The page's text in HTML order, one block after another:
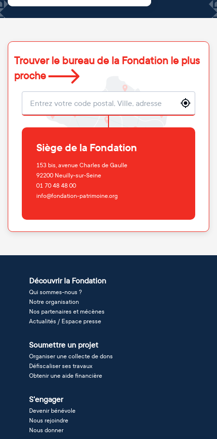
Trouver le bureau de la Fondation le plus
proche
Localisation
Siège de la Fondation
153 bis, avenue Charles de Gaulle
92200 Neuilly-sur-Seine
01 70 48 48 00
info@fondation-patrimoine.org
Découvrir la Fondation
Qui sommes-nous ?
Notre organisation
Nos partenaires et mécènes
Actualités / Espace presse
Soumettre un projet
Organiser une collecte de dons
Défiscaliser ses travaux
Obtenir une aide financière
S'engager
Devenir bénévole
Nous rejoindre
Nous donner